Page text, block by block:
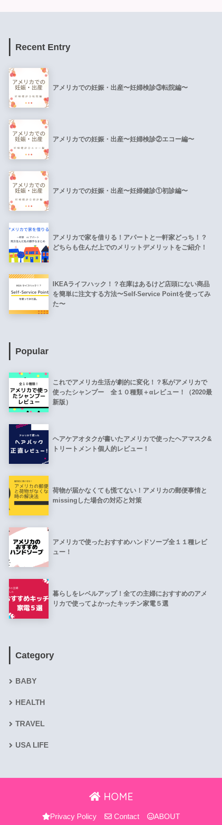
Recent Entry
アメリカでの妊娠・出産〜妊婦検診③転院編〜
アメリカでの妊娠・出産〜妊婦検診②エコー編〜
アメリカでの妊娠・出産〜妊婦健診①初診編〜
アメリカで家を借りる！アパートと一軒家どっち！？
どちらも住んだ上でのメリットデメリットをご紹介！
IKEAライフハック！？在庫はあるけど店頭にない商品
を簡単に注文する方法〜Self-Service Pointを使ってみ
た〜
Popular
これでアメリカ生活が劇的に変化！？私がアメリカで
使ったシャンプー 全１０種類＋αレビュー！（2020最
新版）
ヘアケアオタクが書いたアメリカで使ったヘアマスク&
トリートメント個人的レビュー！
荷物が届かなくても慌てない！アメリカの郵便事情と
missingした場合の対応と対策
アメリカで使ったおすすめハンドソープ全１１種レビ
ュー！
暮らしをレベルアップ！全ての主婦におすすめのアメ
リカで使ってよかったキッチン家電５選
Category
BABY
HEALTH
TRAVEL
USA LIFE
HOME
Privacy Policy Contact ABOUT